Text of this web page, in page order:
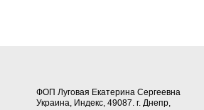
ФОП Луговая Екатерина Сергеевна
Украина, Индекс, 49087. г. Днепр,